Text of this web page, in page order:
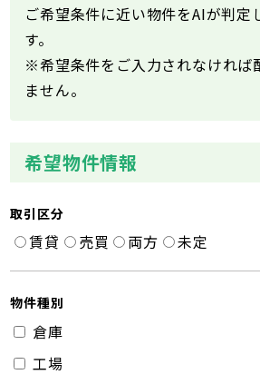
ご希望条件に近い物件をAIが判定
す。
※希望条件をご入力されなければ
ません。
希望物件情報
取引区分
賃貸 売買 両方 未定
物件種別
倉庫
工場